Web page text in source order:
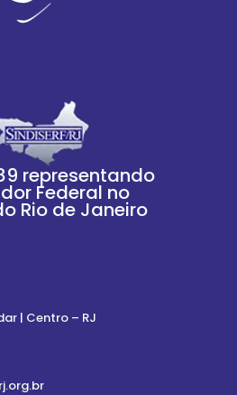
representando
Federal no
Rio de Janeiro
| Centro – RJ